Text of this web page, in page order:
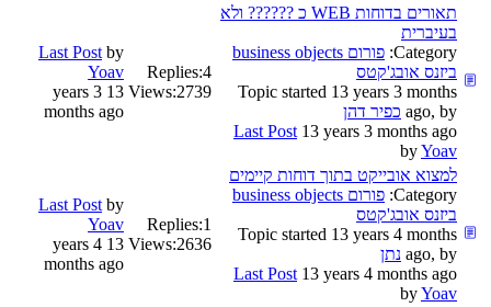
תאורים בדוחות WEB כ ?????? ולא
בעיברית
Category:
פורום business objects
ביזנס אובג'קטס
Topic started 13 years 3 months
ago, by כפיר דהן
Last Post 13 years 3 months ago
byYoav
Replies:4
Views:2739
Last Post by
Yoav
13 years 3
months ago
למצוא אובייקט בתוך דוחות קיימים
Category:
פורום business objects
ביזנס אובג'קטס
Topic started 13 years 4 months
ago, by נתן
Last Post 13 years 4 months ago
byYoav
Replies:1
Views:2636
Last Post by
Yoav
13 years 4
months ago